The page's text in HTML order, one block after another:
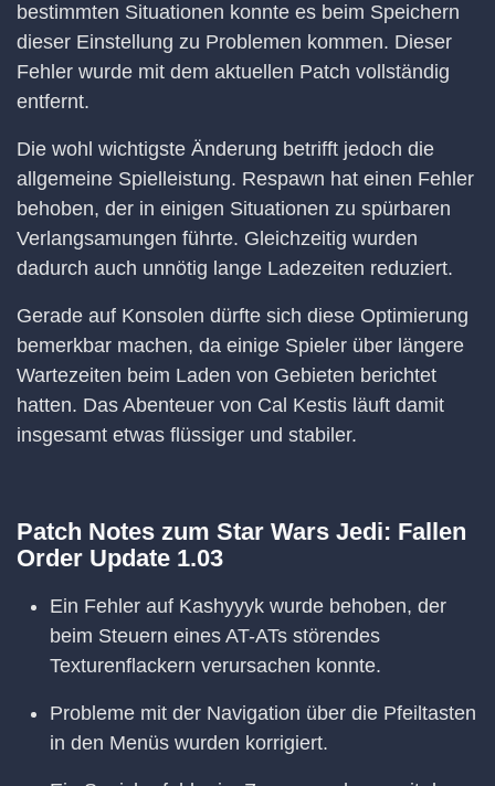
bestimmten Situationen konnte es beim Speichern
dieser Einstellung zu Problemen kommen. Dieser
Fehler wurde mit dem aktuellen Patch vollständig
entfernt.
Die wohl wichtigste Änderung betrifft jedoch die
allgemeine Spielleistung. Respawn hat einen Fehler
behoben, der in einigen Situationen zu spürbaren
Verlangsamungen führte. Gleichzeitig wurden
dadurch auch unnötig lange Ladezeiten reduziert.
Gerade auf Konsolen dürfte sich diese Optimierung
bemerkbar machen, da einige Spieler über längere
Wartezeiten beim Laden von Gebieten berichtet
hatten. Das Abenteuer von Cal Kestis läuft damit
insgesamt etwas flüssiger und stabiler.
Patch Notes zum Star Wars Jedi: Fallen
Order Update 1.03
Ein Fehler auf Kashyyyk wurde behoben, der
beim Steuern eines AT-ATs störendes
Texturenflackern verursachen konnte.
Probleme mit der Navigation über die Pfeiltasten
in den Menüs wurden korrigiert.